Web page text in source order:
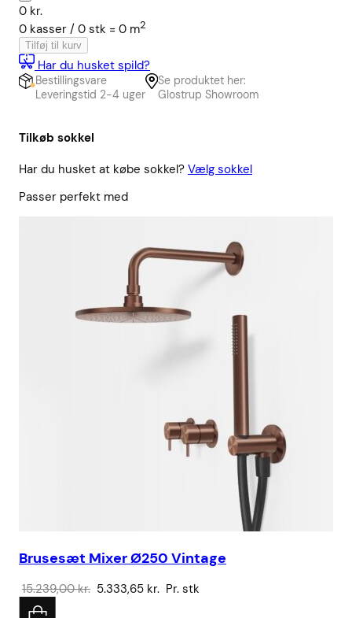
0 kr.
0 kasser / 0 stk = 0 m2
Tilføj til kurv
Har du husket spild?
Bestillingsvare
Leveringstid 2-4 uger
Se produktet her:
Glostrup Showroom
Tilkøb sokkel
Har du husket at købe sokkel? Vælg sokkel
Passer perfekt med
Brusesæt Mixer Ø250 Vintage
15.239,00kr. Den
5.333,65 kr. Den
Pr. stk